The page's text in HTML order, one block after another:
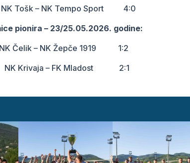
– NK Tempo Sport 4:0
pionira – 23/25.05.2026. godine:
– NK Žepče 1919 1:2
Krivaja – FK Mladost 2:1